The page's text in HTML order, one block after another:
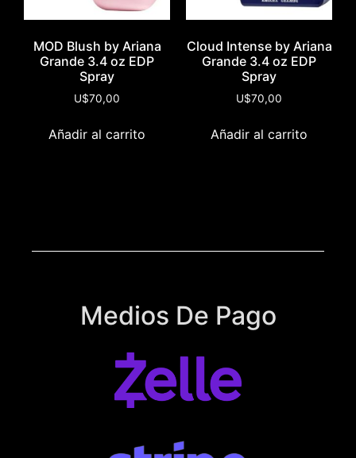
MOD Blush by Ariana
Grande 3.4 oz EDP
Spray
U$70,00
Añadir al carrito
Cloud Intense by Ariana
Grande 3.4 oz EDP
Spray
U$70,00
Añadir al carrito
Medios De Pago